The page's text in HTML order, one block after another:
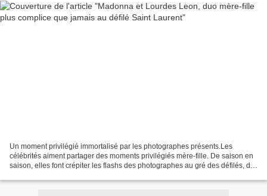
Un moment privilégié immortalisé par les photographes présents.Les
célébrités aiment partager des moments privilégiés mère-fille. De saison en
saison, elles font crépiter les flashs des photographes au gré des défilés, de